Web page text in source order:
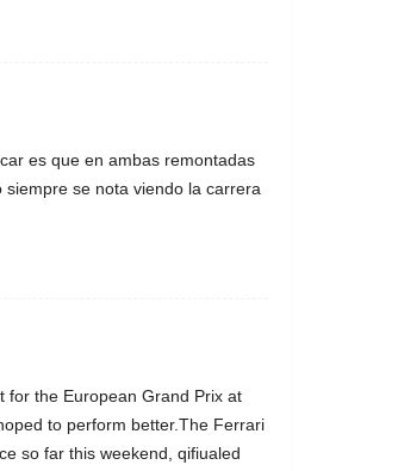
es que en ambas remontadas
se nota viendo la carrera
for the European Grand Prix at
to perform better.The Ferrari
so far this weekend, qifiualed